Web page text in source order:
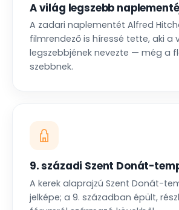
A világ legszebb
A zadari naplementét Alfred
filmrendező is híressé tette, aki a
legszebbjének nevezte — még a
szebbnek.
9. századi Szent Donát-
A kerek alaprajzú Szent Donát-
jelképe; a 9. században épült,